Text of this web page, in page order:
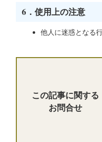
6．使用上の注意
他人に迷惑となる
この記事に関する
お問合せ